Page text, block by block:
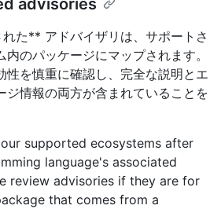
advisories
た** アドバイザリは、サポートさ
のパッケージにマップされます。
性を慎重に確認し、完全な説明とエ
ジ情報の両方が含まれていることを
supported ecosystems after
language's associated
review advisories if they are for
that comes from a